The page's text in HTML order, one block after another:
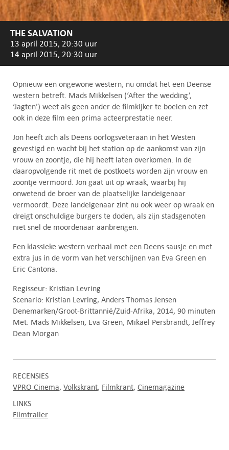
THE SALVATION
13 april 2015, 20:30 uur
14 april 2015, 20:30 uur
Opnieuw een ongewone western, nu omdat het een Deense
western betreft. Mads Mikkelsen (‘After the wedding’,
‘Jagten’) weet als geen ander de filmkijker te boeien en zet
ook in deze film een prima acteerprestatie neer.
Jon heeft zich als Deens oorlogsveteraan in het Westen
gevestigd en wacht bij het station op de aankomst van zijn
vrouw en zoontje, die hij heeft laten overkomen. In de
daaropvolgende rit met de postkoets worden zijn vrouw en
zoontje vermoord. Jon gaat uit op wraak, waarbij hij
onwetend de broer van de plaatselijke landeigenaar
vermoordt. Deze landeigenaar zint nu ook weer op wraak en
dreigt onschuldige burgers te doden, als zijn stadsgenoten
niet snel de moordenaar aanbrengen.
Een klassieke western verhaal met een Deens sausje en met
extra jus in de vorm van het verschijnen van Eva Green en
Eric Cantona.
Regisseur: Kristian Levring
Scenario: Kristian Levring, Anders Thomas Jensen
Denemarken/Groot-Brittannië/Zuid-Afrika, 2014, 90 minuten
Met: Mads Mikkelsen, Eva Green, Mikael Persbrandt, Jeffrey
Dean Morgan
RECENSIES
VPRO Cinema Volkskrant Filmkrant Cinemagazine
LINKS
Filmtrailer